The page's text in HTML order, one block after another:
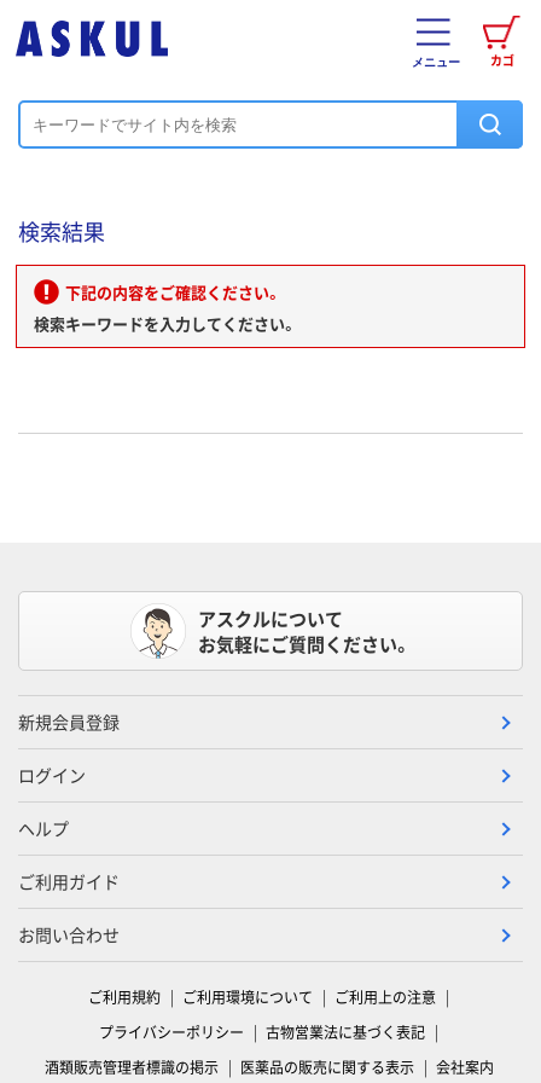
カゴ
メニュー
検索結果
下記の内容をご確認ください。
検索キーワードを入力してください。
アスクルについて
お気軽にご質問ください。
新規会員登録
ログイン
ヘルプ
ご利用ガイド
お問い合わせ
ご利用規約 ご利用環境について
ご利用上の注意
プライバシーポリシー
古物営業法に基づく表記
酒類販売管理者標識の掲示
医薬品の販売に関する表示 会社案内